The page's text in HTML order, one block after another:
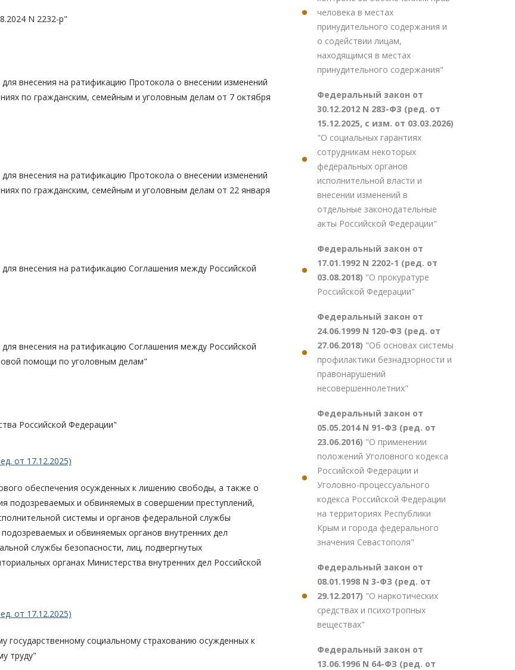
N 2232-р"
внесения на ратификацию Протокола о внесении изменений
по гражданским, семейным и уголовным делам от 7 октября
внесения на ратификацию Протокола о внесении изменений
по гражданским, семейным и уголовным делам от 22 января
внесения на ратификацию Соглашения между Российской
внесения на ратификацию Соглашения между Российской
помощи по уголовным делам"
Российской Федерации"
от 17.12.2025)
обеспечения осужденных к лишению свободы, а также о
подозреваемых и обвиняемых в совершении преступлений,
системы и органов федеральной службы
и обвиняемых органов внутренних дел
службы безопасности, лиц, подвергнутых
органах Министерства внутренних дел Российской
от 17.12.2025)
социальному страхованию осужденных к
труду"
человека в местах
принудительного содержания и
о содействии лицам,
находящимся в местах
принудительного содержания"
Федеральный закон от
30.12.2012 N 283-ФЗ (ред. от
15.12.2025, с изм. от 03.03.2026)
"О социальных гарантиях
сотрудникам некоторых
федеральных органов
исполнительной власти и
внесении изменений в
отдельные законодательные
акты Российской Федерации"
Федеральный закон от
17.01.1992 N 2202-1 (ред. от
03.08.2018) "О прокуратуре
Российской Федерации"
Федеральный закон от
24.06.1999 N 120-ФЗ (ред. от
27.06.2018) "Об основах системы
профилактики безнадзорности и
правонарушений
несовершеннолетних"
Федеральный закон от
05.05.2014 N 91-ФЗ (ред. от
23.06.2016) "О применении
положений Уголовного кодекса
Российской Федерации и
Уголовно-процессуального
кодекса Российской Федерации
на территориях Республики
Крым и города федерального
значения Севастополя"
Федеральный закон от
08.01.1998 N 3-ФЗ (ред. от
29.12.2017) "О наркотических
средствах и психотропных
веществах"
Федеральный закон от
13.06.1996 N 64-ФЗ (ред. от